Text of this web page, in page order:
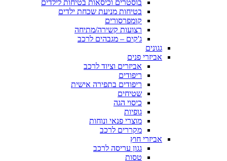
בוסטרים וכיסאות בטיחות לילדים
בטיחות מניעת שכחת ילדים
קומפרסורים
רצועות קשירה/מתיחה
ג'קים – מגבהים לרכב
גגונים
אביזרי פנים
אביזרים וציוד לרכב
ריפודים
ריפודים בתפירה אישית
שטיחים
כיסוי הגה
גופיות
מוצרי פנאי ונוחות
מקררים לרכב
אביזרי חוץ
גגון עריסה לרכב
טסות